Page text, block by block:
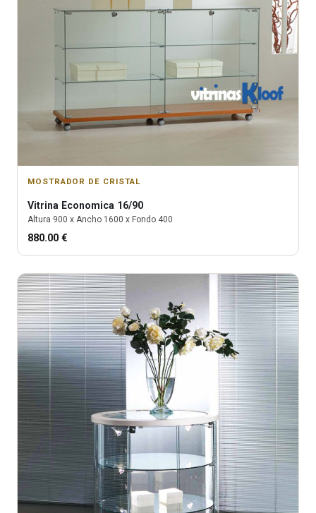
MOSTRADOR DE CRISTAL
Vitrina Economica 16/90
Altura 900 x Ancho 1600 x Fondo 400
880.00 €